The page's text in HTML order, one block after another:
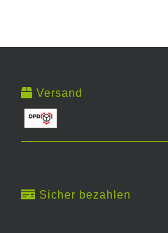
Versand
Sicher bezahlen